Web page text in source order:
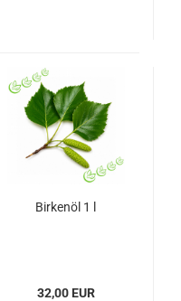
Birkenöl 1 l
32,00 EUR